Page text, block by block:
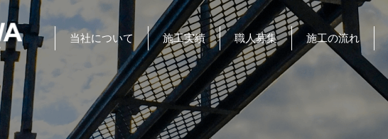
当社について 施工実績 職人募集 施工の流れ